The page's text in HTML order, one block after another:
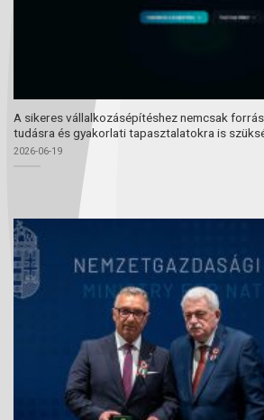
A sikeres vállalkozásépítéshez nemcsak
tudásra és gyakorlati tapasztalatokra is
2026-06-19